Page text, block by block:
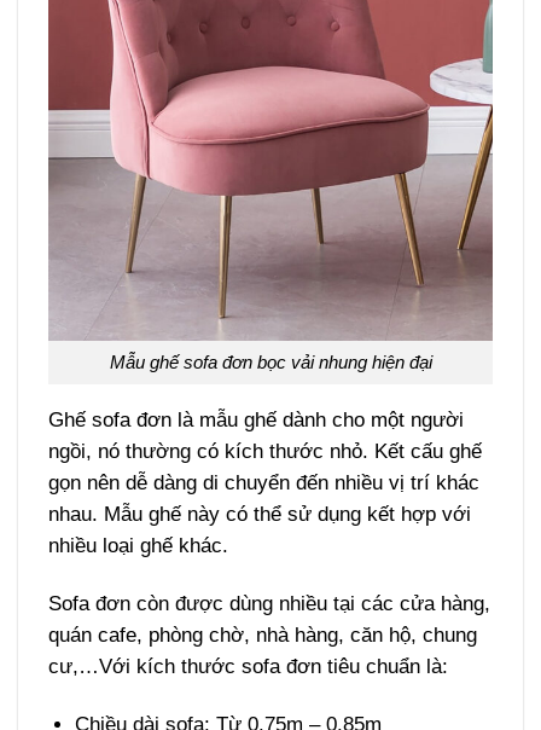
Mẫu ghế sofa đơn bọc vải nhung hiện đại
Ghế sofa đơn là mẫu ghế dành cho một người
ngồi, nó thường có kích thước nhỏ. Kết cấu ghế
gọn nên dễ dàng di chuyển đến nhiều vị trí khác
nhau. Mẫu ghế này có thể sử dụng kết hợp với
nhiều loại ghế khác.
Sofa đơn còn được dùng nhiều tại các cửa hàng,
quán cafe, phòng chờ, nhà hàng, căn hộ, chung
cư,…Với kích thước sofa đơn tiêu chuẩn là:
Chiều dài sofa: Từ 0.75m – 0.85m